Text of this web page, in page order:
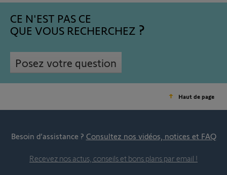
CE N'EST PAS CE
QUE VOUS RECHERCHEZ
Posez votre question
Haut de page
Besoin d’assistance ? Consultez nos vidéos, notices et FAQ
Recevez nos actus, conseils et bons plans par email !